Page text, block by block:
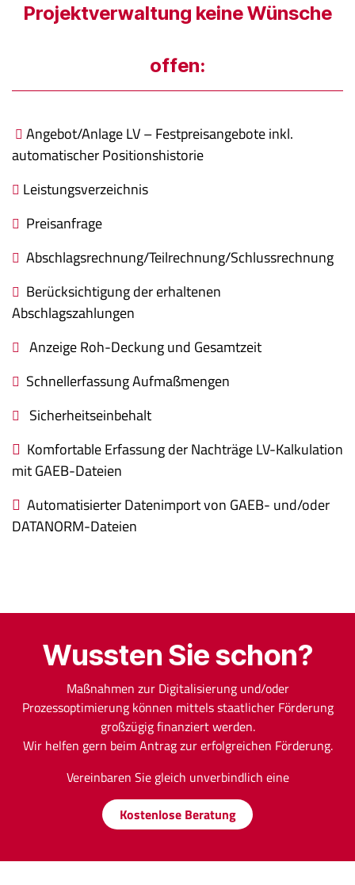
Projektverwaltung keine Wünsche
offen:
Angebot/Anlage LV – Festpreisangebote inkl.
automatischer Positionshistorie
Leistungsverzeichnis
Preisanfrage
Abschlagsrechnung/Teilrechnung/Schlussrechnung
Berücksichtigung der erhaltenen
Abschlagszahlungen
Anzeige Roh-Deckung und Gesamtzeit
Schnellerfassung Aufmaßmengen
Sicherheitseinbehalt
Komfortable Erfassung der Nachträge LV-Kalkulation
mit GAEB-Dateien
Automatisierter Datenimport von GAEB- und/oder
DATANORM-Dateien
Wussten Sie schon?
Maßnahmen zur Digitalisierung und/oder
Prozessoptimierung können mittels staatlicher Förderung
großzügig finanziert werden.
Wir helfen gern beim Antrag zur erfolgreichen Förderung.
Vereinbaren Sie gleich unverbindlich eine
Kostenlose Beratung